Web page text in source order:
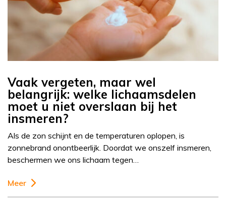
Vaak vergeten, maar wel
belangrijk: welke lichaamsdelen
moet u niet overslaan bij het
insmeren?
Als de zon schijnt en de temperaturen oplopen, is
zonnebrand onontbeerlijk. Doordat we onszelf insmeren,
beschermen we ons lichaam tegen…
Meer